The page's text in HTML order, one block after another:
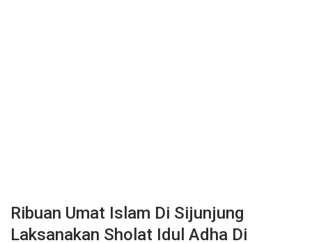
Ribuan Umat Islam Di Sijunjung
Laksanakan Sholat Idul Adha Di